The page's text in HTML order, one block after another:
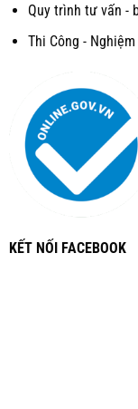
Quy trình tư vấn -
Thi Công -
KẾT NỐI FACEBOOK